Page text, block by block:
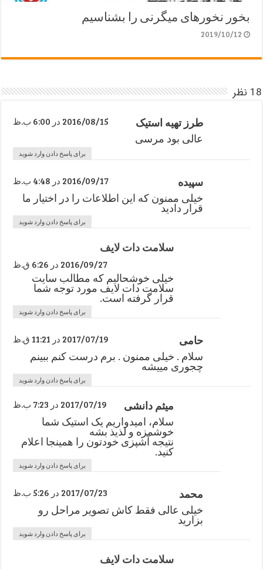
بخور نخورهای میگرنی را بشناسیم
2019/10/12
18 نظر
طرز تهیه استیک 2016/08/15 در 6:00 ب.ظ
عالی بود مرسی
برای پاسخ دادن وارد شوید
سپیده 2016/09/17 در 4:48 ب.ظ
خیلی ممنون که اين اطلاعات را در اختیار ما
قرار دادید
برای پاسخ دادن وارد شوید
سلامت دات لایف
2016/09/27 در 6:26 ق.ظ
خیلی خوشحالیم که مطالب سایت
سلامت دات لایف مورد توجه شما
قرار گرفته است.
برای پاسخ دادن وارد شوید
حامی 2017/07/19 در 11:21 ق.ظ
سلام . خیلی ممنون . برم درست کنم ببینم
چجوری مییشه
برای پاسخ دادن وارد شوید
میثم دانشی 2017/07/19 در 7:23 ب.ظ
سلام، امیدواریم یک استیک شما
خوشمزه و لذیذ بشه
نتیجه آشپزی خودتون را همینجا اعلام
کنید.
برای پاسخ دادن وارد شوید
محمد 2017/07/23 در 5:26 ب.ظ
خیلی عالی فقط کاش تصویر مراحل رو
بزارید
برای پاسخ دادن وارد شوید
سلامت دات لایف